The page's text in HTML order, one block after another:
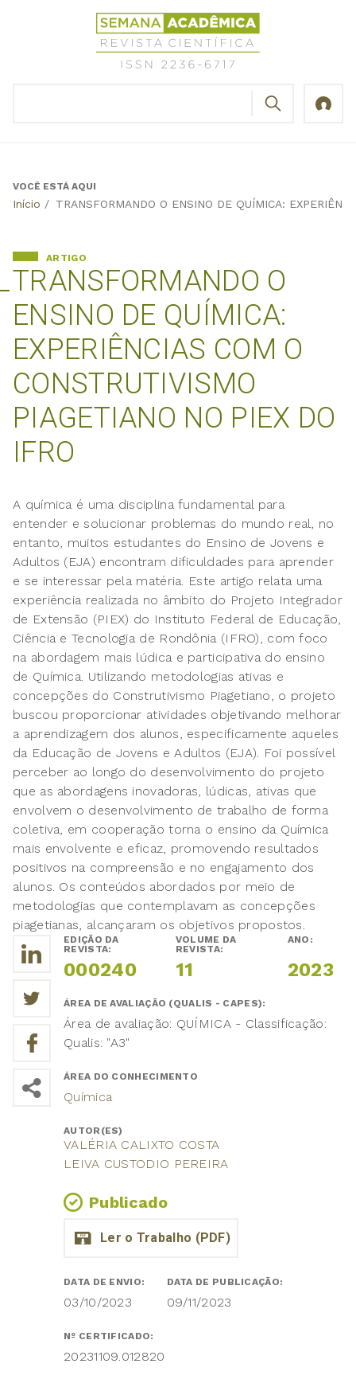
Revista
Científica
Semana
Back
VOCÊ ESTÁ AQUI
Início / TRANSFORMANDO O ENSINO DE QUÍMICA:
TRANSFORMANDO O
ENSINO DE QUÍMICA:
EXPERIÊNCIAS COM O
CONSTRUTIVISMO
PIAGETIANO NO PIEX DO
IFRO
ARTIGO
A química é uma disciplina fundamental para
entender e solucionar problemas do mundo real, no
entanto, muitos estudantes do Ensino de Jovens e
Adultos (EJA) encontram dificuldades para aprender
e se interessar pela matéria. Este artigo relata uma
experiência realizada no âmbito do Projeto Integrador
de Extensão (PIEX) do Instituto Federal de Educação,
Ciência e Tecnologia de Rondônia (IFRO), com foco
na abordagem mais lúdica e participativa do ensino
de Química. Utilizando metodologias ativas e
concepções do Construtivismo Piagetiano, o projeto
buscou proporcionar atividades objetivando melhorar
a aprendizagem dos alunos, especificamente aqueles
da Educação de Jovens e Adultos (EJA). Foi possível
perceber ao longo do desenvolvimento do projeto
que as abordagens inovadoras, lúdicas, ativas que
envolvem o desenvolvimento de trabalho de forma
coletiva, em cooperação torna o ensino da Química
mais envolvente e eficaz, promovendo resultados
positivos na compreensão e no engajamento dos
alunos. Os conteúdos abordados por meio de
metodologias que contemplavam as concepções
piagetianas, alcançaram os objetivos propostos.
EDIÇÃO DA
REVISTA:
000240
VOLUME DA
REVISTA:
11
ANO:
2023
ÁREA DE AVALIAÇÃO (QUALIS - CAPES):
Área de avaliação: QUÍMICA - Classificação:
Qualis: "A3"
ÁREA DO CONHECIMENTO
Química
AUTOR(ES)
VALÉRIA CALIXTO COSTA
LEIVA CUSTODIO PEREIRA
Publicado
DATA DE ENVIO:
03/10/2023
DATA DE PUBLICAÇÃO:
09/11/2023
Nº CERTIFICADO:
20231109.012820